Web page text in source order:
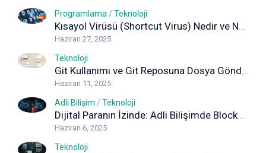
Programlama / Teknoloji
Kısayol Virüsü (Shortcut Virus) Nedir ve Nasıl Temizlenir? Kapsamlı Rehber
Haziran 27, 2025
Teknoloji
Git Kullanımı ve Git Reposuna Dosya Gönderimi (Adım Adım Rehber)
Haziran 11, 2025
Adli Bilişim / Teknoloji
Dijital Paranın İzinde: Adli Bilişimde Blockchain Analizi
Haziran 6, 2025
Teknoloji